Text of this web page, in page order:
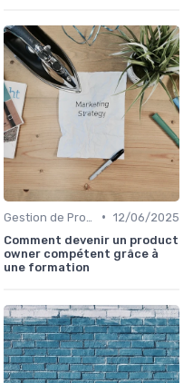
• 12/06/2025
Comment devenir un product
owner compétent grâce à
une formation